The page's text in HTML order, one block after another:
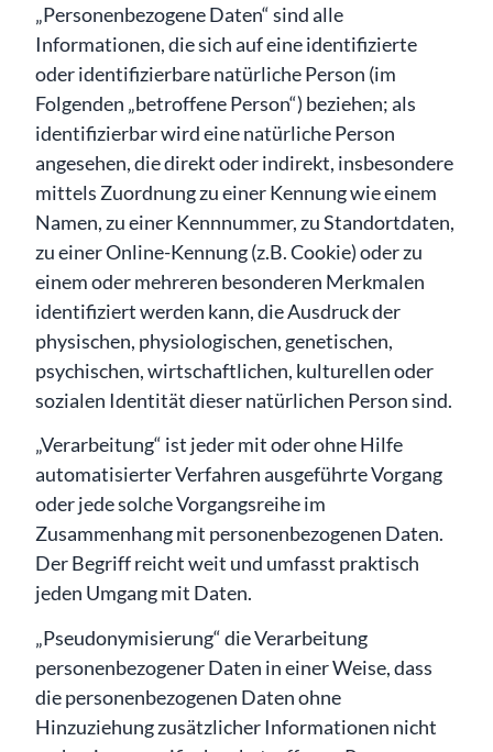
„Personenbezogene Daten“ sind alle
Informationen, die sich auf eine identifizierte
oder identifizierbare natürliche Person (im
Folgenden „betroffene Person“) beziehen; als
identifizierbar wird eine natürliche Person
angesehen, die direkt oder indirekt, insbesondere
mittels Zuordnung zu einer Kennung wie einem
Namen, zu einer Kennnummer, zu Standortdaten,
zu einer Online-Kennung (z.B. Cookie) oder zu
einem oder mehreren besonderen Merkmalen
identifiziert werden kann, die Ausdruck der
physischen, physiologischen, genetischen,
psychischen, wirtschaftlichen, kulturellen oder
sozialen Identität dieser natürlichen Person sind.
„Verarbeitung“ ist jeder mit oder ohne Hilfe
automatisierter Verfahren ausgeführte Vorgang
oder jede solche Vorgangsreihe im
Zusammenhang mit personenbezogenen Daten.
Der Begriff reicht weit und umfasst praktisch
jeden Umgang mit Daten.
„Pseudonymisierung“ die Verarbeitung
personenbezogener Daten in einer Weise, dass
die personenbezogenen Daten ohne
Hinzuziehung zusätzlicher Informationen nicht